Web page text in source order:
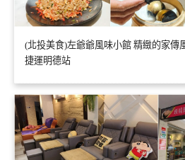
(北投美食)左爺爺風味小館 精緻的家傳
捷運明德站